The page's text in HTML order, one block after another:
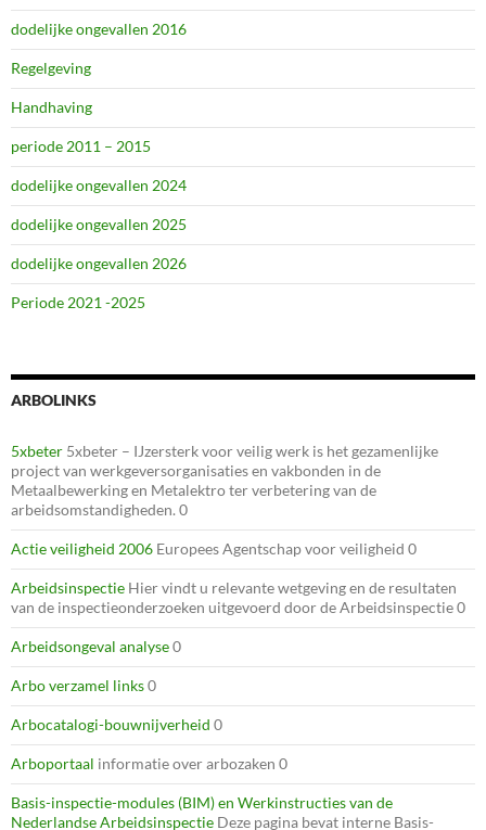
dodelijke ongevallen 2016
Regelgeving
Handhaving
periode 2011 – 2015
dodelijke ongevallen 2024
dodelijke ongevallen 2025
dodelijke ongevallen 2026
Periode 2021 -2025
ARBOLINKS
5xbeter 5xbeter – IJzersterk voor veilig werk is het gezamenlijke
project van werkgeversorganisaties en vakbonden in de
Metaalbewerking en Metalektro ter verbetering van de
arbeidsomstandigheden. 0
Actie veiligheid 2006 Europees Agentschap voor veiligheid 0
Arbeidsinspectie Hier vindt u relevante wetgeving en de resultaten
van de inspectieonderzoeken uitgevoerd door de Arbeidsinspectie 0
Arbeidsongeval analyse0
Arbo verzamel links0
Arbocatalogi-bouwnijverheid 0
Arboportaal informatie over arbozaken 0
Basis-inspectie-modules (BIM) en Werkinstructies van de
Nederlandse Arbeidsinspectie Deze pagina bevat interne Basis-